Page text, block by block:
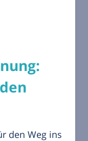
den Weg ins